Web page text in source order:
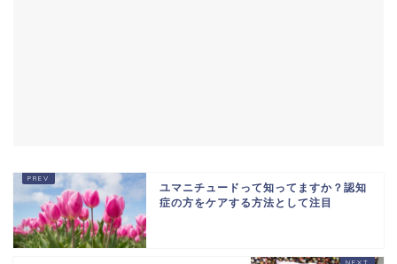
ユマニチュードって知ってますか？認知
症の方をケアする方法として注目